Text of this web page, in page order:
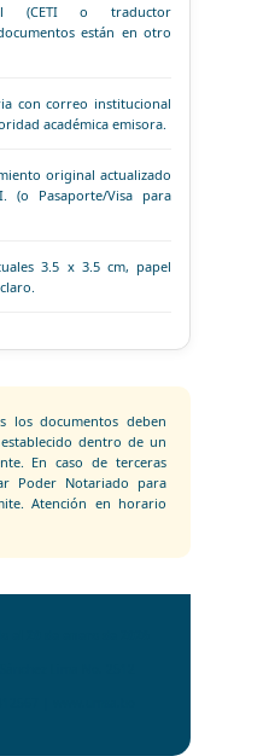
(CETI o traductor
están en otro
con correo institucional
académica emisora.
original actualizado
(o Pasaporte/Visa para
3.5 x 3.5 cm, papel
los documentos deben
dentro de un
En caso de terceras
Poder Notariado para
Atención en horario